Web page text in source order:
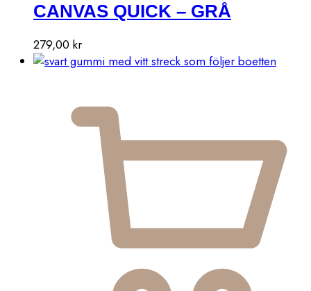
CANVAS QUICK – GRÅ
279,00 kr